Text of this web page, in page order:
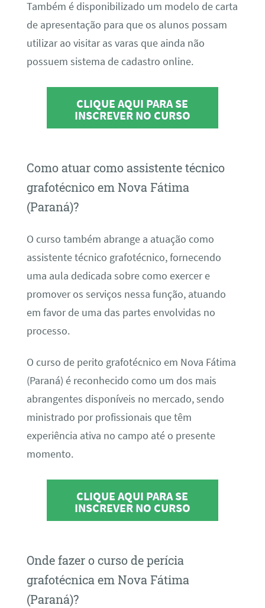
Também é disponibilizado um modelo de carta
de apresentação para que os alunos possam
utilizar ao visitar as varas que ainda não
possuem sistema de cadastro online.
CLIQUE AQUI PARA SE
INSCREVER NO CURSO
Como atuar como assistente técnico
grafotécnico em Nova Fátima
(Paraná)?
O curso também abrange a atuação como
assistente técnico grafotécnico, fornecendo
uma aula dedicada sobre como exercer e
promover os serviços nessa função, atuando
em favor de uma das partes envolvidas no
processo.
O curso de perito grafotécnico em Nova Fátima
(Paraná) é reconhecido como um dos mais
abrangentes disponíveis no mercado, sendo
ministrado por profissionais que têm
experiência ativa no campo até o presente
momento.
CLIQUE AQUI PARA SE
INSCREVER NO CURSO
Onde fazer o curso de perícia
grafotécnica em Nova Fátima
(Paraná)?